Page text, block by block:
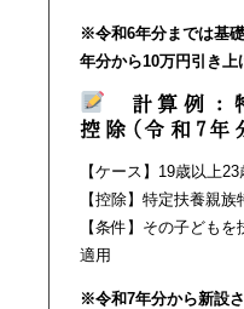
※令和6年分までは基
年分から10万円引き上
計算例：
控除(令和7年
【ケース】19歳以上
【控除】特定扶養親族
【条件】その子ども
適用
※令和7年分から新設